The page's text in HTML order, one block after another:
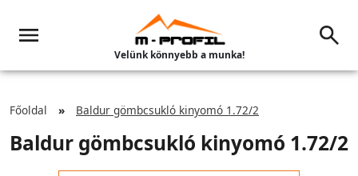
Velünk könnyebb a munka!
Főoldal Baldur gömbcsukló kinyomó 1.72/2
Baldur gömbcsukló kinyomó 1.72/2